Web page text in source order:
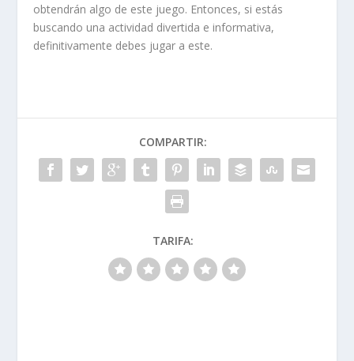
obtendrán algo de este juego. Entonces, si estás
buscando una actividad divertida e informativa,
definitivamente debes jugar a este.
COMPARTIR:
TARIFA: